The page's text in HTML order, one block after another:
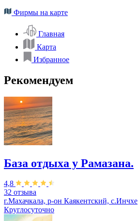
Фирмы на карте
Главная
Карта
Избранное
Рекомендуем
База отдыха у Рамазана.
4,8
32 отзыва
г.Махачкала, р-он Каякентский, с.Инчхе
Круглосуточно